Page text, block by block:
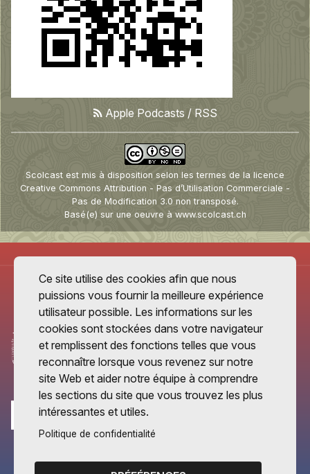
Apple Podcasts / RSS
Scolcast est mis à disposition selon les termes de la licence
Creative Commons Attribution - Pas d’Utilisation Commerciale -
Pas de Modification 3.0 non transposé.
Basé(e) sur une oeuvre à www.scolcast.ch
Ce site utilise des cookies afin que nous
puissions vous fournir la meilleure expérience
utilisateur possible. Les informations sur les
cookies sont stockées dans votre navigateur
et remplissent des fonctions telles que vous
reconnaître lorsque vous revenez sur notre
site Web et aider notre équipe à comprendre
les sections du site que vous trouvez les plus
intéressantes et utiles.
Politique de confidentialité